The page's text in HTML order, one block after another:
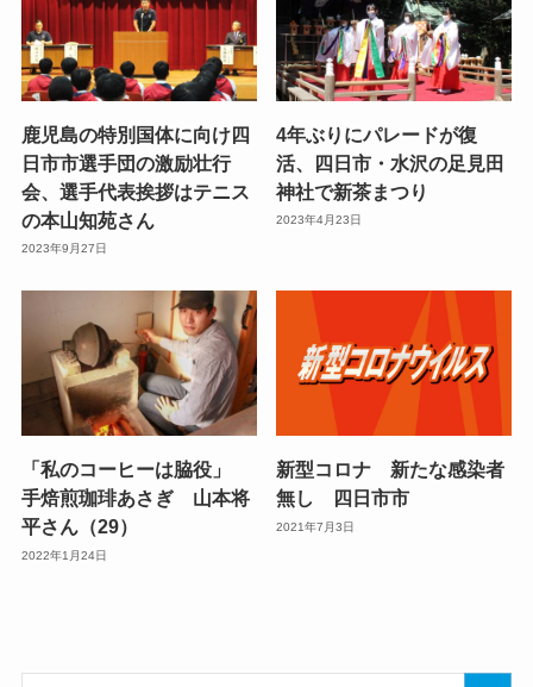
鹿児島の特別国体に向け四
日市市選手団の激励壮行
会、選手代表挨拶はテニス
の本山知苑さん
2023年9月27日
4年ぶりにパレードが復
活、四日市・水沢の足見田
神社で新茶まつり
2023年4月23日
「私のコーヒーは脇役」
手焙煎珈琲あさぎ 山本将
平さん（29）
2022年1月24日
新型コロナ 新たな感染者
無し 四日市市
2021年7月3日